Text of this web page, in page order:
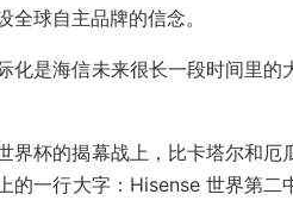
全球自主品牌的信念。
化是海信未来很长一段时间里
界杯的揭幕战上，比卡塔尔和
的一行大字：Hisense 世界第